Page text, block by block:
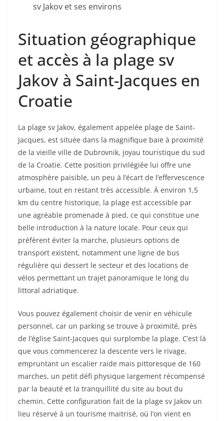
sv Jakov et ses environs
Situation géographique
et accès à la plage sv
Jakov à Saint-Jacques en
Croatie
La plage sv Jakov, également appelée plage de Saint-
Jacques, est située dans la magnifique baie à proximité
de la vieille ville de Dubrovnik, joyau touristique du sud
de la Croatie. Cette position privilégiée lui offre une
atmosphère paisible, un peu à l’écart de l’effervescence
urbaine, tout en restant très accessible. À environ 1,5
km du centre historique, la plage est accessible par
une agréable promenade à pied, ce qui constitue une
belle introduction à la nature locale. Pour ceux qui
préfèrent éviter la marche, plusieurs options de
transport existent, notamment une ligne de bus
régulière qui dessert le secteur et des locations de
vélos permettant un trajet panoramique le long du
littoral adriatique.
Vous pouvez également choisir de venir en véhicule
personnel, car un parking se trouve à proximité, près
de l’église Saint-Jacques qui surplombe la plage. C’est là
que vous commencerez la descente vers le rivage,
empruntant un escalier raide mais pittoresque de 160
marches, un petit défi physique largement récompensé
par la beauté et la tranquillité du site au bout du
chemin. Cette configuration fait de la plage sv Jakov un
lieu réservé à un tourisme maitrisé, où l’on vient en